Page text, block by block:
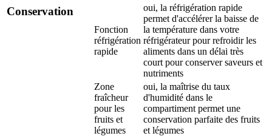
Conservation
Fonction
réfrigération
rapide
oui, la réfrigération rapide
permet d'accélérer la baisse de
la température dans votre
réfrigérateur pour refroidir les
aliments dans un délai très
court pour conserver saveurs et
nutriments
Zone
fraîcheur
pour les
fruits et
légumes
oui, la maîtrise du taux
d'humidité dans le
compartiment permet une
conservation parfaite des fruits
et légumes